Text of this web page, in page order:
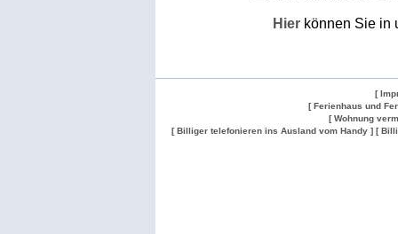
Hier können Sie in
[
[ Ferienhaus und
[ Wohnung
[ Billiger telefonieren ins Ausland vom Handy ] [